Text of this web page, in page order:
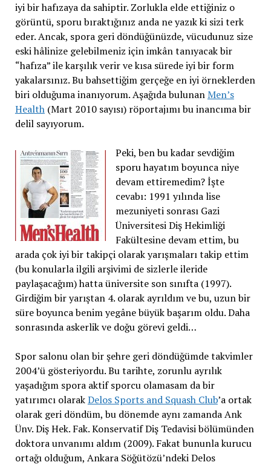
iyi bir hafızaya da sahiptir. Zorlukla elde ettiğiniz o
görüntü, sporu bıraktığınız anda ne yazık ki sizi terk
eder. Ancak, spora geri döndüğünüzde, vücudunuz size
eski hâlinize gelebilmeniz için imkân tanıyacak bir
“hafıza” ile karşılık verir ve kısa sürede iyi bir form
yakalarsınız. Bu bahsettiğim gerçeğe en iyi örneklerden
biri olduğuma inanıyorum. Aşağıda bulunanMen’s
Health(Mart 2010 sayısı) röportajımı bu inancıma bir
delil sayıyorum.
Peki, ben bu kadar sevdiğim
sporu hayatım boyunca niye
devam ettiremedim? İşte
cevabı: 1991 yılında lise
mezuniyeti sonrası Gazi
Üniversitesi Diş Hekimliği
Fakültesine devam ettim, bu
arada çok iyi bir takipçi olarak yarışmaları takip ettim
(bu konularla ilgili arşivimi de sizlerle ileride
paylaşacağım) hatta üniversite son sınıfta (1997).
Girdiğim bir yarıştan 4. olarak ayrıldım ve bu, uzun bir
süre boyunca benim yegâne büyük başarım oldu. Daha
sonrasında askerlik ve doğu görevi geldi…
Spor salonu olan bir şehre geri döndüğümde takvimler
2004’ü gösteriyordu. Bu tarihte, zorunlu ayrılık
yaşadığım spora aktif sporcu olamasam da bir
yatırımcı olarakDelos Sports and Squash Club’a ortak
olarak geri döndüm, bu dönemde aynı zamanda Ank
Ünv. Diş Hek. Fak. Konservatif Diş Tedavisi bölümünden
doktora unvanımı aldım (2009). Fakat bununla kurucu
ortağı olduğum, Ankara Söğütözü’ndeki Delos